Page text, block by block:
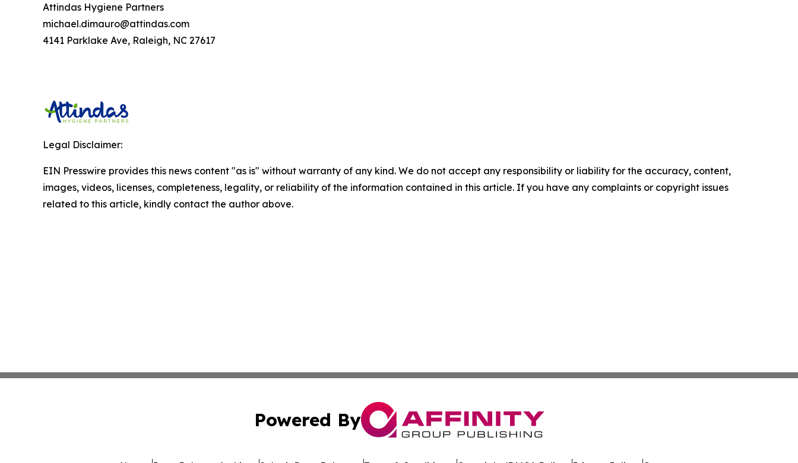
Attindas Hygiene Partners
michael.dimauro@attindas.com
4141 Parklake Ave, Raleigh, NC 27617
Legal Disclaimer:
EIN Presswire provides this news content "as is" without warranty of any kind. We do not accept any responsibility or liability for the accuracy, content,
images, videos, licenses, completeness, legality, or reliability of the information contained in this article. If you have any complaints or copyright issues
related to this article, kindly contact the author above.
Powered By